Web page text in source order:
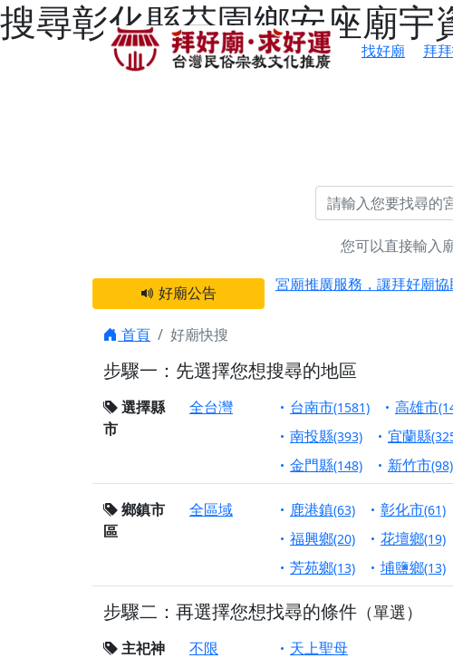
搜尋彰化縣芬園鄉安座廟
找好廟
拜
您可以直接輸入
好廟公告
感謝 【新竹縣新豐鄉 池
宮廟推廣服務，讓拜好廟
【屏東縣獅子鄉 楓港清華
終追遠、廣植福田
【桃園市 桃園蓮華寺】盂
願平安順遂的慈悲心意。
【桃園龜山 慈恩宮】丙午
【新北貢寮 南極玉明殿】
下善緣。
【桃園慈善宮(天公廟)】
是「超級加倍」！
【台北北投 福慶宮】慶讚
【桃園龜山 慈恩宮】瑤池
首頁 好廟快搜
步驟一：先選擇您想搜尋的地區
選擇縣
市
全台灣 台南市(1581) 高雄市
南投縣(393) 宜蘭縣
金門縣(148) 新竹市(98)
鄉鎮市
區
全區域 鹿港鎮(63) 彰化市(61)
福興鄉(20) 花壇鄉(19)
芳苑鄉(13) 埔鹽鄉(13)
步驟二：再選擇您想找尋的條件 （單選）
主祀神
不限
天上聖母